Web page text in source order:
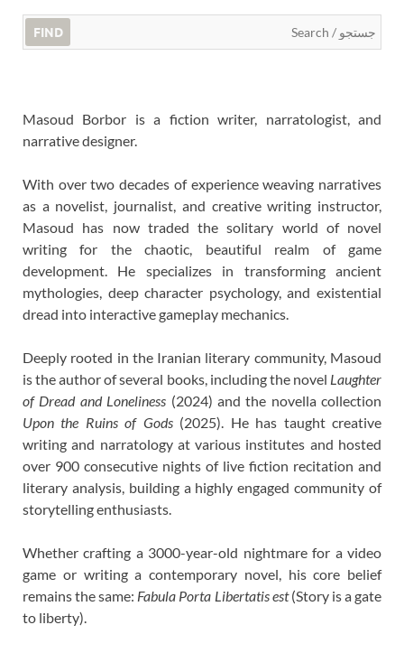
FIND
Masoud Borbor is a fiction writer, narratologist, and
narrative designer.
With over two decades of experience weaving narratives
as a novelist, journalist, and creative writing instructor,
Masoud has now traded the solitary world of novel
writing for the chaotic, beautiful realm of game
development. He specializes in transforming ancient
mythologies, deep character psychology, and existential
dread into interactive gameplay mechanics.
Deeply rooted in the Iranian literary community, Masoud
is the author of several books, including the novel Laughter
of Dread and Loneliness (2024) and the novella collection
Upon the Ruins of Gods(2025). He has taught creative
writing and narratology at various institutes and hosted
over 900 consecutive nights of live fiction recitation and
literary analysis, building a highly engaged community of
storytelling enthusiasts.
Whether crafting a 3000-year-old nightmare for a video
game or writing a contemporary novel, his core belief
remains the same: Fabula Porta Libertatis est(Story is a gate
to liberty).